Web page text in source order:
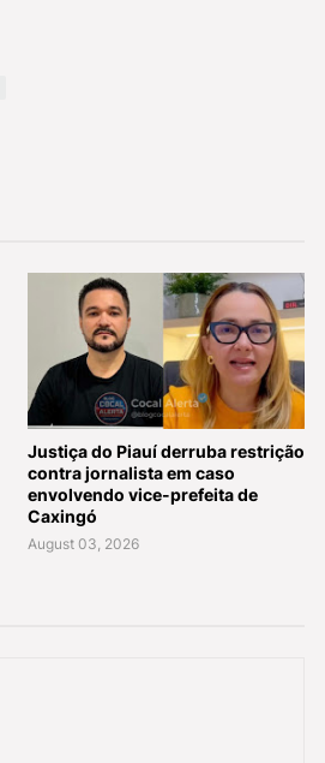
Justiça do Piauí derruba restrição
contra jornalista em caso
envolvendo vice-prefeita de
Caxingó
August 03, 2026